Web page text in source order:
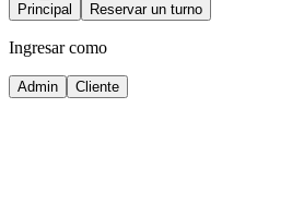
Principal Reservar un turno
Ingresar como
Admin Cliente